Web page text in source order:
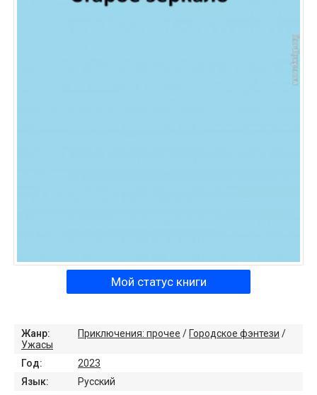
Мой статус книги
Жанр: Приключения: прочее / Городское фэнтези /
Ужасы
Год:
2023
Язык:
Русский